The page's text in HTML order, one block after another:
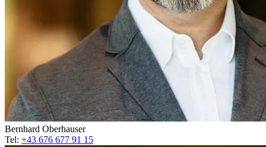
Bernhard Oberhauser
Tel: +43 676 677 91 15